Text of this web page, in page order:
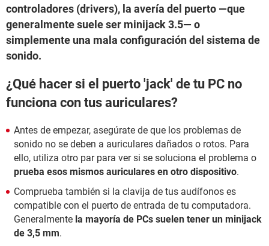
controladores (drivers), la avería del puerto —que
generalmente suele ser minijack 3.5— o
simplemente una mala configuración del sistema de
sonido.
¿Qué hacer si el puerto 'jack' de tu PC no
funciona con tus auriculares?
Antes de empezar, asegúrate de que los problemas de
sonido no se deben a auriculares dañados o rotos. Para
ello, utiliza otro par para ver si se soluciona el problema o
prueba esos mismos auriculares en otro dispositivo.
Comprueba también si la clavija de tus audífonos es
compatible con el puerto de entrada de tu computadora.
Generalmente la mayoría de PCs suelen tener un minijack
de 3,5 mm.